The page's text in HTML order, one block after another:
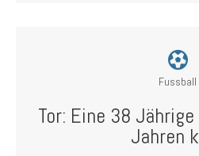
Fussball
Tor: Eine 38
Jahren